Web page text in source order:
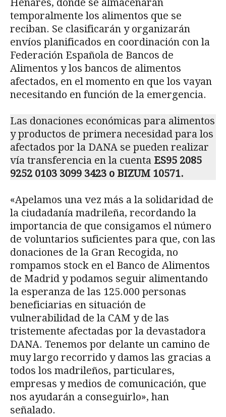
Henares, donde se almacenarán
temporalmente los alimentos que se
reciban. Se clasificarán y organizarán
envíos planificados en coordinación con la
Federación Española de Bancos de
Alimentos y los bancos de alimentos
afectados, en el momento en que los vayan
necesitando en función de la emergencia.
Las donaciones económicas para alimentos
y productos de primera necesidad para los
afectados por la DANA se pueden realizar
vía transferencia en la cuenta ES95 2085
9252 0103 3099 3423 o BIZUM 10571.
«Apelamos una vez más a la solidaridad de
la ciudadanía madrileña, recordando la
importancia de que consigamos el número
de voluntarios suficientes para que, con las
donaciones de la Gran Recogida, no
rompamos stock en el Banco de Alimentos
de Madrid y podamos seguir alimentando
la esperanza de las 125.000 personas
beneficiarias en situación de
vulnerabilidad de la CAM y de las
tristemente afectadas por la devastadora
DANA. Tenemos por delante un camino de
muy largo recorrido y damos las gracias a
todos los madrileños, particulares,
empresas y medios de comunicación, que
nos ayudarán a conseguirlo», han
señalado.